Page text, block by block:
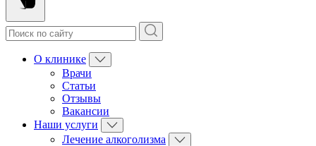
О клинике
Врачи
Статьи
Отзывы
Вакансии
Наши услуги
Лечение алкоголизма